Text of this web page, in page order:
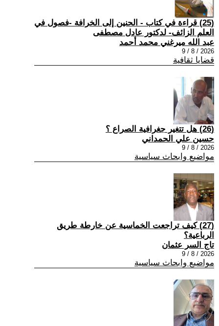
(25) قراءة في كتاب - الحنين إلى الخرافة -فصول في
العلم الزائف- لدكتور عادل مصطفى
عبد الله ميرغني محمد أحمد
2026 / 8 / 9
قضايا ثقافية
(26) هل تتغير جغرافية الصراع ؟
حسين علي الحمداني
2026 / 8 / 9
مواضيع وابحاث سياسية
(27) كيف تراجعت الخماسية عن خارطة طريق
الرباعية؟
تاج السر عثمان
2026 / 8 / 9
مواضيع وابحاث سياسية